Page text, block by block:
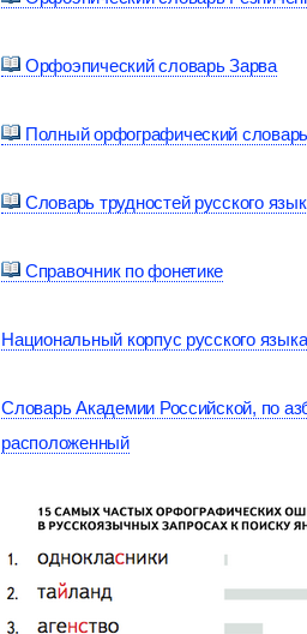
Орфоэпический словарь Зарва
Полный орфографический словарь
Словарь трудностей русского
Справочник по фонетике
Национальный корпус русского языка
Словарь Академии Российской, по
расположенный